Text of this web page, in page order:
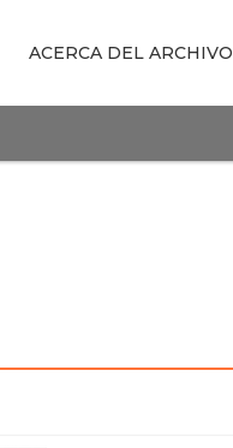
ACERCA DEL ARCHIVO